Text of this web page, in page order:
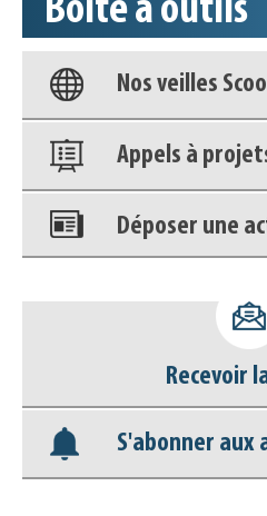
Boîte à outils
Base
Nos veilles
Appels à
Déposer une
déconnecter)
Base
Nos veilles
Recevoir
S'abonner aux